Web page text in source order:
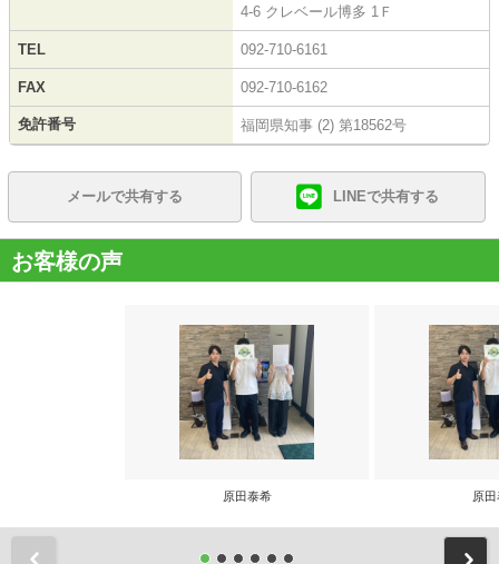
4-6 クレベール博多 1Ｆ
TEL 092-710-6161
FAX 092-710-6162
免許番号 福岡県知事 (2) 第18562号
メールで共有する LINEで共有する
お客様の声
原田泰希 原